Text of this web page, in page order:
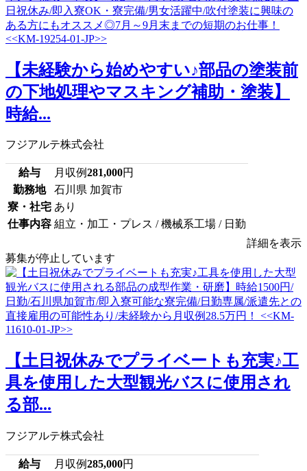
【未経験から始めやすい♪部品の塗装前
の下地処理やマスキング補助・塗装】
時給...
フジアルテ株式会社
給与 月収例281,000円
勤務地
石川県 加賀市
寮・社宅 あり
仕事内容 組立・加工・プレス / 機械系工場 / 日勤
詳細を表示
募集が停止しています
【土日祝休みでプライベートも充実♪工
具を使用した大型観光バスに使用され
る部...
フジアルテ株式会社
給与 月収例285,000円